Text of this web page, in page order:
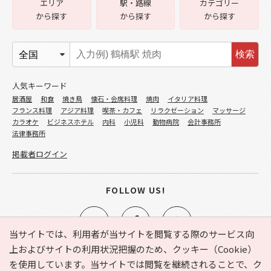
当サイトでは、利用者が当サイトを閲覧する際のサービス向
上およびサイトの利用状況把握のため、クッキー（Cookie）
を使用しています。当サイトでは閲覧を継続されることで、ク
e-NAVITA（イーナビタ）とは？ お気に入り ヘルプ
エリア
から探す
駅・路線
から探す
カテゴリー
から探す
検索
人気キーワード
居酒屋 和食 焼き鳥 懐石・会席料理 焼肉
イタリア料理
フランス料理
アジア料理 喫茶・カフェ リラクゼーション
マッサージ
カラオケ
ビジネスホテル 内科 小児科 動物病院
会計事務所
法律事務所
掲載者ログイン
FOLLOW US!